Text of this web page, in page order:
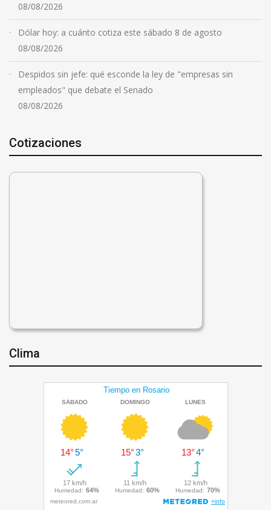
08/08/2026
Dólar hoy: a cuánto cotiza este sábado 8 de agosto
08/08/2026
Despidos sin jefe: qué esconde la ley de "empresas sin
empleados" que debate el Senado
08/08/2026
Cotizaciones
Clima